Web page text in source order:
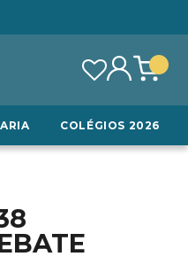
COLÉGIOS 2026